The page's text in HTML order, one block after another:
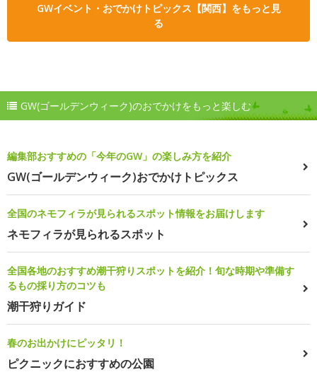
GWイベント・おでかけトピックス【関西】をもっと見
る
GW(ゴールデンウィーク)のおでかけをもっと楽しむ
編集部おすすめの「今年のGW」の楽しみ方を紹介
GW(ゴールデンウィーク)おでかけトピックス
全国のネモフィラが見られるスポット情報をお届けします
ネモフィラが見られるスポット
全国各地のおすすめ潮干狩りスポットを紹介！旬な時期や準備す
るもの採り方のコツも
潮干狩りガイド
春のお出かけにピッタリ！
ピクニックにおすすめの公園